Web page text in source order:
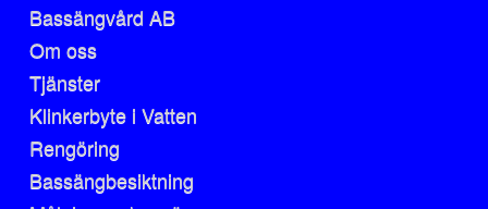
Bassängvård AB
Om oss
Tjänster
Klinkerbyte i Vatten
Rengöring
Bassängbesiktning